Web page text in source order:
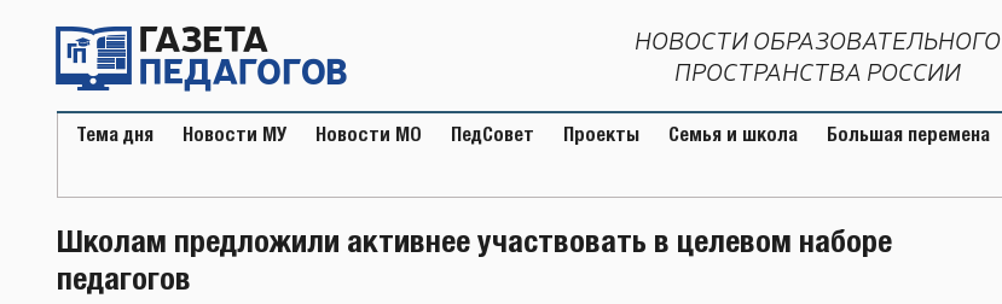
содержимому
НОВОСТИ ОБРАЗОВАТЕЛЬНОГО
ПРОСТРАНСТВА РОССИИ
Тема дня Новости МУ Новости МО ПедСовет Проекты Семья и школа Большая перемена
Школам предложили активнее участвовать в целевом наборе
педагогов